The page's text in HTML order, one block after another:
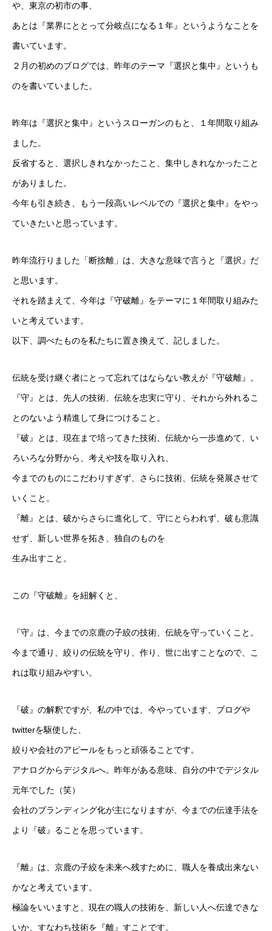
や、東京の初市の事、
あとは『業界にととって分岐点になる１年』というようなことを
書いています。
２月の初めのブログでは、昨年のテーマ『選択と集中』というも
のを書いていました。
昨年は『選択と集中』というスローガンのもと、１年間取り組み
ました。
反省すると、選択しきれなかったこと、集中しきれなかったこと
がありました。
今年も引き続き、もう一段高いレベルでの『選択と集中』をやっ
ていきたいと思っています。
昨年流行りました「断捨離」は、大きな意味で言うと『選択』だ
と思います。
それを踏まえて、今年は『守破離』をテーマに１年間取り組みた
いと考えています。
以下、調べたものを私たちに置き換えて、記しました。
伝統を受け継ぐ者にとって忘れてはならない教えが『守破離』。
『守』とは、先人の技術、伝統を忠実に守り、それから外れるこ
とのないよう精進して身につけること。
『破』とは、現在まで培ってきた技術、伝統から一歩進めて、い
ろいろな分野から、考えや技を取り入れ、
今までのものにこだわりすぎず、さらに技術、伝統を発展させて
いくこと。
『離』とは、破からさらに進化して、守にとらわれず、破も意識
せず、新しい世界を拓き、独自のものを
生み出すこと。
この『守破離』を紐解くと、
『守』は、今までの京鹿の子絞の技術、伝統を守っていくこと。
今まで通り、絞りの伝統を守り、作り、世に出すことなので、こ
れは取り組みやすい。
『破』の解釈ですが、私の中では、今やっています、ブログや
twitterを駆使した、
絞りや会社のアピールをもっと頑張ることです。
アナログからデジタルへ。昨年がある意味、自分の中でデジタル
元年でした（笑）
会社のブランディング化が主になりますが、今までの伝達手法を
より『破』ることを思っています。
『離』は、京鹿の子絞を未来へ残すために、職人を養成出来ない
かなと考えています。
極論をいいますと、現在の職人の技術を、新しい人へ伝達できな
いか、すなわち技術を『離』すことです。